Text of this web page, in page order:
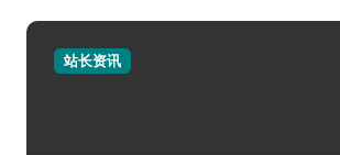
站长资讯